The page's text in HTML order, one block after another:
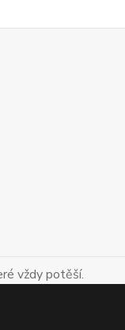
vždy potěší.